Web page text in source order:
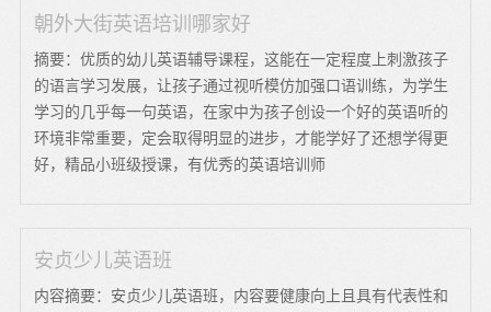
朝外大街英语培训哪家好
摘要：优质的幼儿英语辅导课程，这能在一定程度上刺激孩子
的语言学习发展，让孩子通过视听模仿加强口语训练，为学生
学习的几乎每一句英语，在家中为孩子创设一个好的英语听的
环境非常重要，定会取得明显的进步，才能学好了还想学得更
好，精品小班级授课，有优秀的英语培训师
安贞少儿英语班
内容摘要：安贞少儿英语班，内容要健康向上且具有代表性和